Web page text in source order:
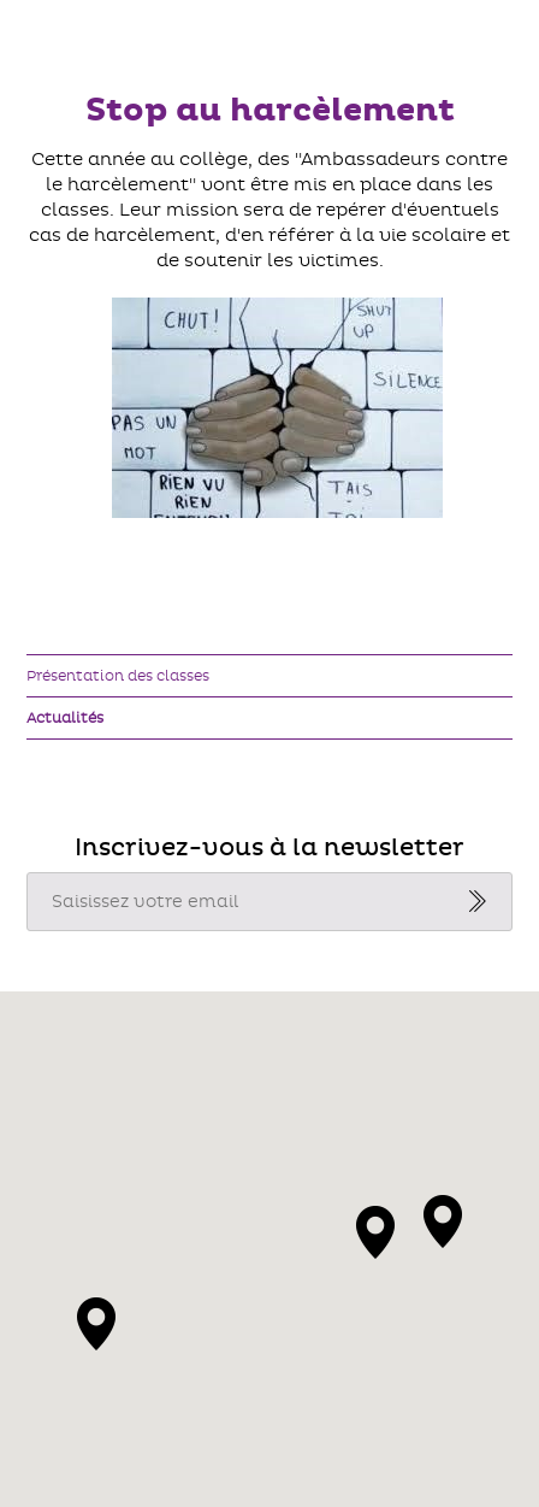
Stop au harcèlement
Cette année au collège, des "Ambassadeurs contre
le harcèlement" vont être mis en place dans les
classes. Leur mission sera de repérer d'éventuels
cas de harcèlement, d'en référer à la vie scolaire et
de soutenir les victimes.
Présentation des classes
Actualités
Inscrivez-vous à la newsletter